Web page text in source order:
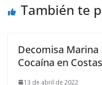
También te
Decomisa Marina
Cocaína en
13 de abril de 2022